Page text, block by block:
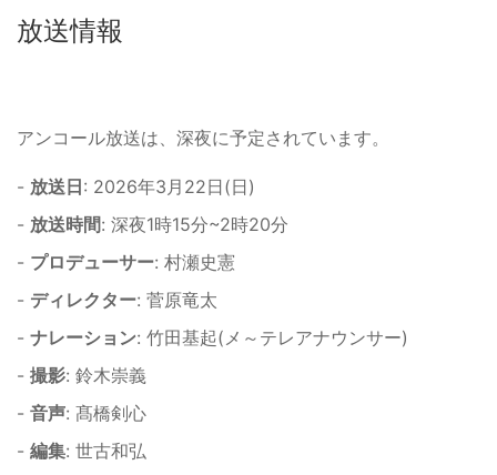
放送情報
アンコール放送は、深夜に予定されています。
- 放送日 : 2026年3月22日(日)
- 放送時間: 深夜1時15分~2時20分
- プロデューサー: 村瀬史憲
- ディレクター: 菅原竜太
- ナレーション: 竹田基起(メ～テレアナウンサー)
- 撮影: 鈴木崇義
- 音声: 髙橋剣心
- 編集: 世古和弘